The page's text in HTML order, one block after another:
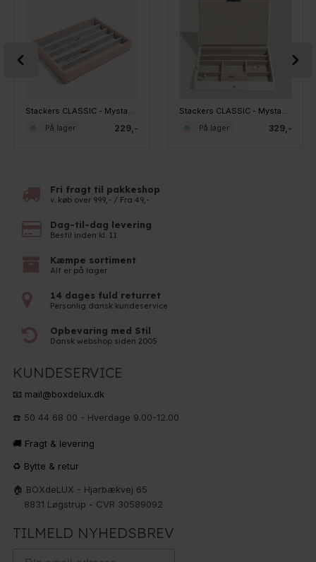
229,-
På lager 329,-
På lager
Fri fragt til pakkeshop
v. køb over 999,- / Fra 49,-
Dag-til-dag levering
Bestil inden kl. 11
Kæmpe sortiment
Alt er på lager
14 dages fuld returret
Personlig dansk kundeservice
Opbevaring med Stil
Dansk webshop siden 2005
KUNDESERVICE
📧 mail@boxdelux.dk
☎️ 50 44 68 00 - Hverdage 9.00-12.00
🚚 Fragt & levering
♻️ Bytte & retur
🏠 BOXdeLUX - Hjarbækvej 65
8831 Løgstrup - CVR 30589092
TILMELD NYHEDSBREV